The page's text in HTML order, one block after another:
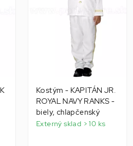
Kostým - KAPITÁN JR.
ROYAL NAVY RANKS -
biely, chlapčenský
Externý sklad > 10 ks